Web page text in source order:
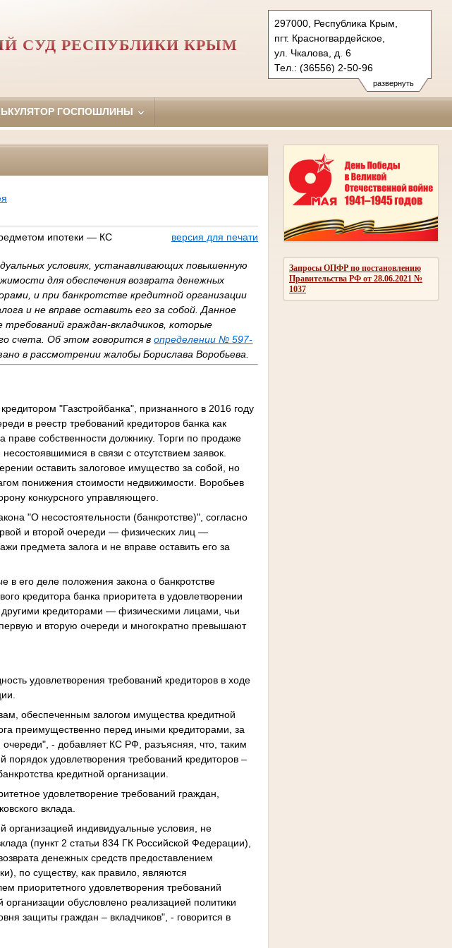
развернуть
297000, Республика Крым,
пгт. Красногвардейское,
ул. Чкалова, д. 6
Тел.: (36556) 2-50-96
krasnogvardeiskiy.krm@sudrf.ru
СУД РЕСПУБЛИКИ КРЫМ
ГОСПОШЛИНЫ
Запросы ОПФР по постановлению
Правительства РФ от 28.06.2021 №
1037
ипотеки — КС
версия для печати
условиях, устанавливающих повышенную
для обеспечения возврата денежных
и при банкротстве кредитной организации
и не вправе оставить его за собой. Данное
граждан-вкладчиков, которые
счета. Об этом говорится вопределении № 597-
в рассмотрении жалобы Борислава Воробьева.
"Газстройбанка", признанного в 2016 году
в реестр требований кредиторов банка как
собственности должнику. Торги по продаже
в связи с отсутствием заявок.
оставить залоговое имущество за собой, но
понижения стоимости недвижимости. Воробьев
конкурсного управляющего.
"О несостоятельности (банкротстве)", согласно
и второй очереди — физических лиц —
предмета залога и не вправе оставить его за
в его деле положения закона о банкротстве
кредитора банка приоритета в удовлетворении
кредиторами — физическими лицами, чьи
и вторую очереди и многократно превышают
удовлетворения требований кредиторов в ходе
обеспеченным залогом имущества кредитной
преимущественно перед иными кредиторами, за
- добавляет КС РФ, разъясняя, что, таким
удовлетворения требований кредиторов –
кредитной организации.
удовлетворение требований граждан,
вклада.
организацией индивидуальные условия, не
(пункт 2 статьи 834 ГК Российской Федерации),
денежных средств предоставлением
по существу, как правило, являются
приоритетного удовлетворения требований
обусловлено реализацией политики
защиты граждан – вкладчиков", - говорится в